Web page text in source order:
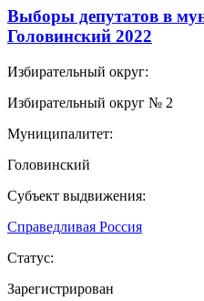
Выборы депутатов в
Головинский 2022
Избирательный округ:
Избирательный округ № 2
Муниципалитет:
Головинский
Субъект выдвижения:
Справедливая Россия
Статус:
Зарегистрирован